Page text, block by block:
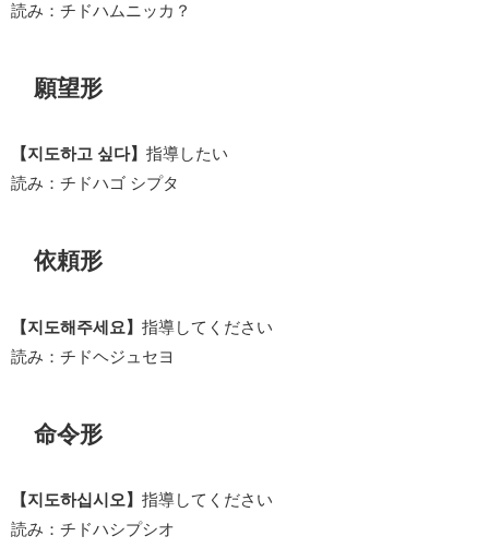
読み：チドハムニッカ？
願望形
【지도하고 싶다】 指導したい
読み：チドハゴ シプタ
依頼形
【지도해주세요】 指導してください
読み：チドヘジュセヨ
命令形
【지도하십시오】 指導してください
読み：チドハシプシオ